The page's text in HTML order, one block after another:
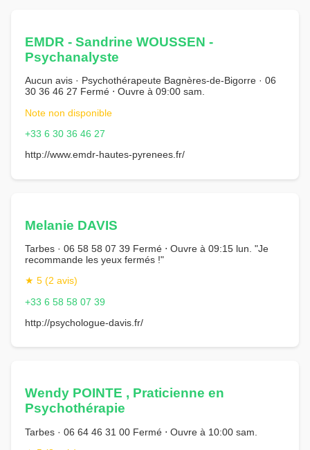
EMDR - Sandrine WOUSSEN -
Psychanalyste
Aucun avis · Psychothérapeute Bagnères-de-Bigorre · 06
30 36 46 27 Fermé ⋅ Ouvre à 09:00 sam.
Note non disponible
+33 6 30 36 46 27
http://www.emdr-hautes-pyrenees.fr/
Melanie DAVIS
Tarbes · 06 58 58 07 39 Fermé ⋅ Ouvre à 09:15 lun. "Je
recommande les yeux fermés !"
★ 5 (2 avis)
+33 6 58 58 07 39
http://psychologue-davis.fr/
Wendy POINTE , Praticienne en
Psychothérapie
Tarbes · 06 64 46 31 00 Fermé ⋅ Ouvre à 10:00 sam.